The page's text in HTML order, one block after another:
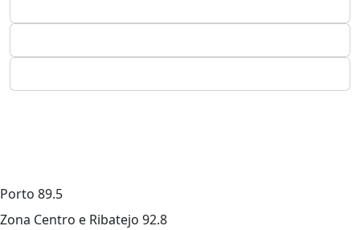
Porto 89.5
Zona Centro e Ribatejo 92.8